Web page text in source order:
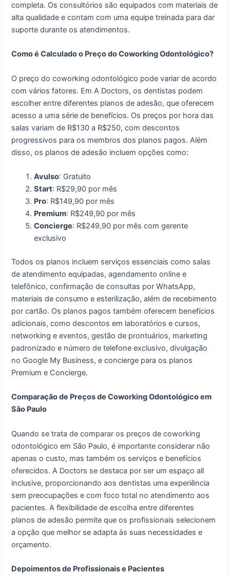
completa. Os consultórios são equipados com materiais de
alta qualidade e contam com uma equipe treinada para dar
suporte durante os atendimentos.
Como é Calculado o Preço do Coworking Odontológico?
O preço do coworking odontológico pode variar de acordo
com vários fatores. Em A Doctors, os dentistas podem
escolher entre diferentes planos de adesão, que oferecem
acesso a uma série de benefícios. Os preços por hora das
salas variam de R$130 a R$250, com descontos
progressivos para os membros dos planos pagos. Além
disso, os planos de adesão incluem opções como:
Avulso: Gratuito
Start: R$29,90 por mês
Pro: R$149,90 por mês
Premium: R$249,90 por mês
Concierge: R$249,90 por mês com gerente
exclusivo
Todos os planos incluem serviços essenciais como salas
de atendimento equipadas, agendamento online e
telefônico, confirmação de consultas por WhatsApp,
materiais de consumo e esterilização, além de recebimento
por cartão. Os planos pagos também oferecem benefícios
adicionais, como descontos em laboratórios e cursos,
networking e eventos, gestão de prontuários, marketing
padronizado e número de telefone exclusivo, divulgação
no Google My Business, e concierge para os planos
Premium e Concierge.
Comparação de Preços de Coworking Odontológico em
São Paulo
Quando se trata de comparar os preços de coworking
odontológico em São Paulo, é importante considerar não
apenas o custo, mas também os serviços e benefícios
oferecidos. A Doctors se destaca por ser um espaço all
inclusive, proporcionando aos dentistas uma experiência
sem preocupações e com foco total no atendimento aos
pacientes. A flexibilidade de escolha entre diferentes
planos de adesão permite que os profissionais selecionem
a opção que melhor se adapta às suas necessidades e
orçamento.
Depoimentos de Profissionais e Pacientes